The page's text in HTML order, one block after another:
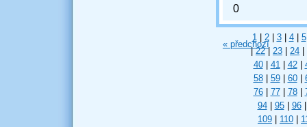
0
« předchozí
1 2 3 4
5
| 22 | 23 24
40
41 42
58
59 60
76
77 78
94
95 96
109
110